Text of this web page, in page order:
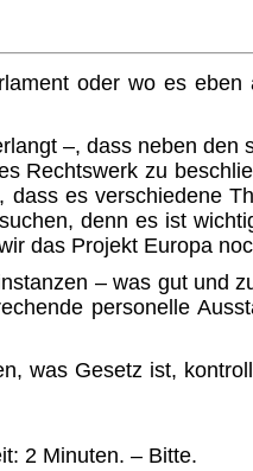
oder wo es
–, dass neben den
Rechtswerk zu
es verschiedene
denn es ist
das Projekt Europa
– was gut und
personelle
was Gesetz ist,
2 Minuten. – Bitte.